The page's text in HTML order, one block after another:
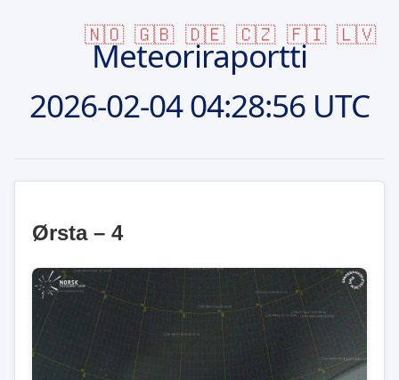
🇳🇴 🇬🇧 🇩🇪 🇨🇿 🇫🇮 🇱🇻
Meteoriraportti
2026-02-0404:28:56 UTC
Ørsta – 4